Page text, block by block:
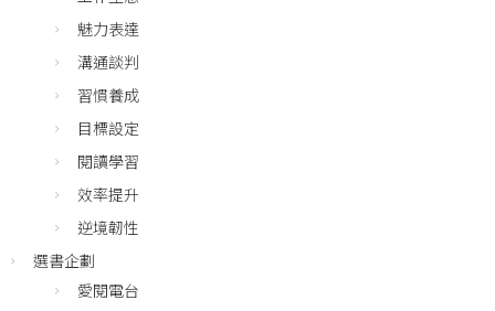
魅力表達
溝通談判
習慣養成
目標設定
閱讀學習
效率提升
逆境韌性
選書企劃
愛閱電台